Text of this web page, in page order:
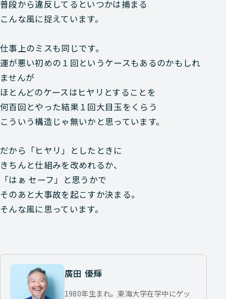
普段から違反してるといつかは捕まる
こんな風に捉えています。
仕事上のミスも同じです。
運が悪い初めの１回というケースもあるのかもしれ
ませんが
ほとんどのケースはヒヤリとすることを
何百回とやった結果１回大目玉をくらう
こういう構造じゃ無いかと思っています。
だから「ヒヤリ」としたときに
きちんと仕組みを改めれるか、
「はぁ セーフ」と思うかで
そのあと大事故を起こすか決まる。
そんな風に思っています。
廣田 優輝
1980年生まれ。東海大学在学中にゲッ